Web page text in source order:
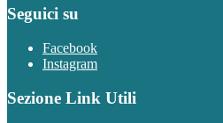
Seguici su
Facebook
Instagram
Sezione Link Utili